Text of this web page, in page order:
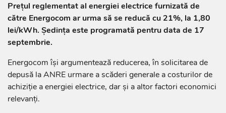
Prețul reglementat al energiei electrice furnizată de
către Energocom ar urma să se reducă cu 21%, la 1,80
lei/kWh. Ședința este programată pentru data de 17
septembrie.
Energocom își argumentează reducerea, în solicitarea de
depusă la ANRE urmare a scăderi generale a costurilor de
achiziție a energiei electrice, dar și a altor factori economici
relevanți.